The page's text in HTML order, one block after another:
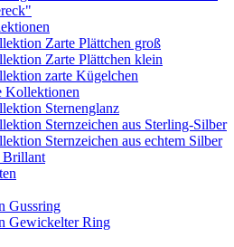
Zarte Plättchen groß
Zarte Plättchen klein
zarte Kügelchen
Kollektionen
Sternenglanz
Sternzeichen aus Sterling-Silber
Sternzeichen aus echtem Silber
Brillant
Gussring
Gewickelter Ring